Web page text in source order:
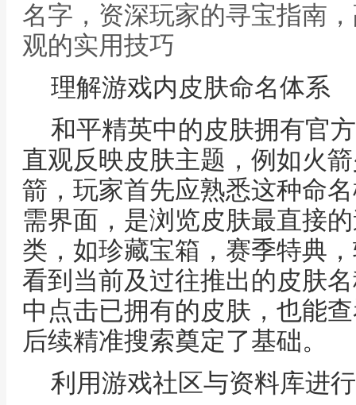
名字，资深玩家的寻宝指南
观的实用技巧
理解游戏内皮肤命名体系
和平精英中的皮肤拥有官
直观反映皮肤主题，例如火
箭，玩家首先应熟悉这种命
需界面，是浏览皮肤最直接
类，如珍藏宝箱，赛季特典
看到当前及过往推出的皮肤
中点击已拥有的皮肤，也能
后续精准搜索奠定了基础。
利用游戏社区与资料库进